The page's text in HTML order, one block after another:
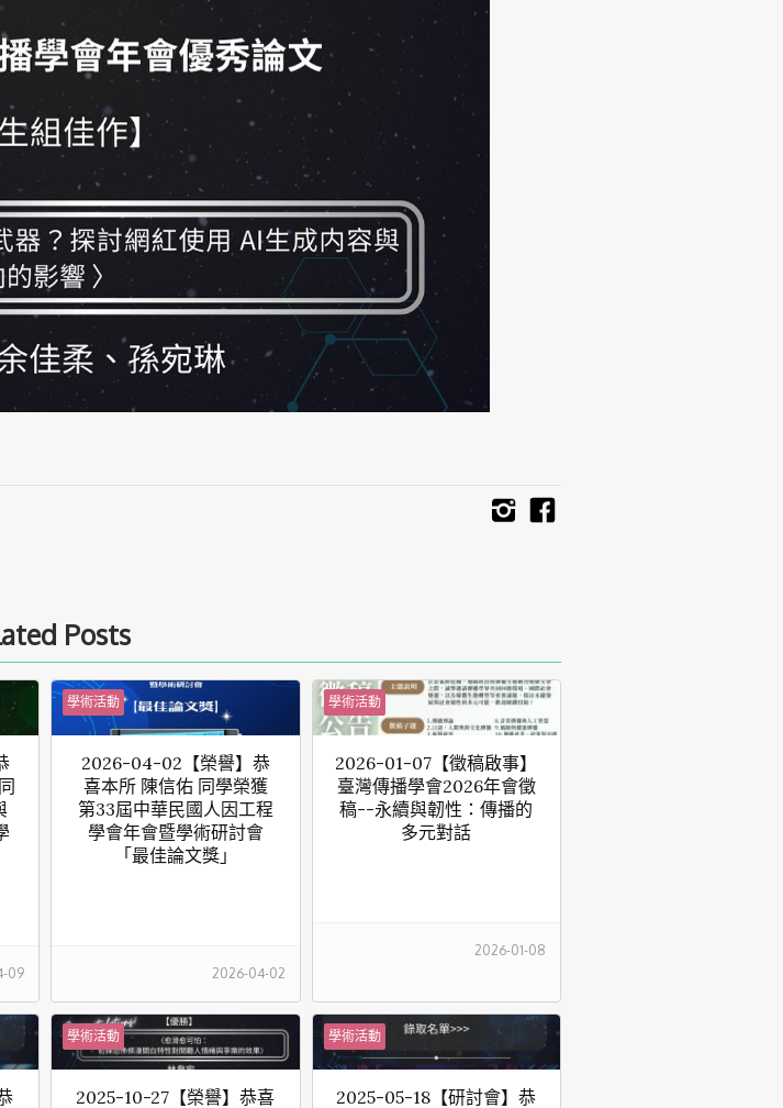
Posts
09
學術活動
2026-04-02【榮譽】恭
喜本所 陳信佑 同學榮獲
第33屆中華民國人因工程
學會年會暨學術研討會
「最佳論文獎」
2026-04-02
學術活動
2026-01-07【徵稿啟事】
臺灣傳播學會2026年會徵
稿--永續與韌性：傳播的
多元對話
2026-01-08
學術活動
2025-10-27【榮譽】恭喜
學術活動
2025-05-18【研討會】恭